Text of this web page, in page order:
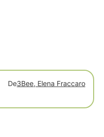
De3Bee, Elena Fraccaro